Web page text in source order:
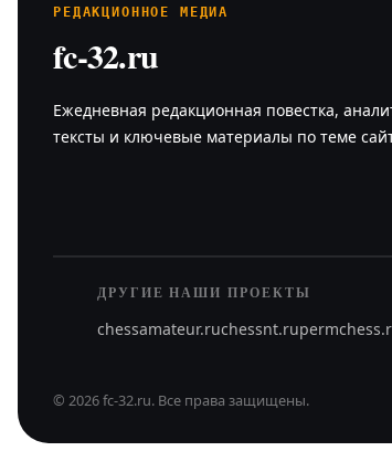
РЕДАКЦИОННОЕ МЕДИА
fc-32.ru
Ежедневная редакционная повестка,
тексты и ключевые материалы по теме
ДРУГИЕ НАШИ ПРОЕКТЫ
chessamateur.ruchessnt.ru
© 2026fc-32.ru. Все права защищены.